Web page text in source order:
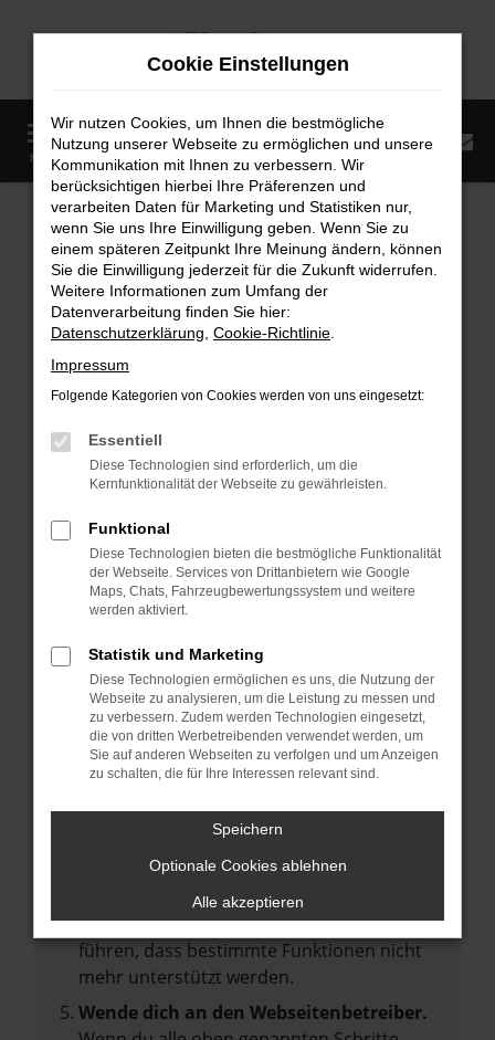
Zum
MENÜ
Startseite Fahrzeugangebote Fahrzeugmarkt
Fahrzeugmarkt
Fehler: Network Error
Beim Laden ist ein Fehler aufgetreten.
Hier sind ein paar Tipps, die dir helfen können:
Überprüfe deine Firewall und deine
Internetverbindung.
deine Suchmaschine?
Prüfe deine Browsererweiterungen.
Manche Erweiterungen, wie Werbeblocker,
können das Laden bestimmter Seiten
anderen Browser oder in einem privaten
Fenster?
Starte dein Gerät neu.
Das kann manchmal helfen,
vorübergehende Probleme zu beheben.
Stelle sicher, dass dein Browser und dein
Betriebssystem auf dem neuesten Stand
Veraltete Software birgt nicht nur ein
Sicherheitsrisiko, sondern kann auch dazu
führen, dass bestimmte Funktionen nicht
mehr unterstützt werden.
Wende dich an den Webseitenbetreiber.
Cookie Einstellungen
Wir nutzen Cookies, um Ihnen die bestmögliche
Nutzung unserer Webseite zu ermöglichen und unsere
Kommunikation mit Ihnen zu verbessern. Wir
berücksichtigen hierbei Ihre Präferenzen und
verarbeiten Daten für Marketing und Statistiken nur,
wenn Sie uns Ihre Einwilligung geben. Wenn Sie zu
einem späteren Zeitpunkt Ihre Meinung ändern, können
Sie die Einwilligung jederzeit für die Zukunft widerrufen.
Weitere Informationen zum Umfang der
Datenverarbeitung finden Sie hier:
Datenschutzerklärung Cookie-Richtlinie
Impressum
Folgende Kategorien von Cookies werden von uns eingesetzt:
Essentiell
Diese Technologien sind erforderlich, um die
Kernfunktionalität der Webseite zu gewährleisten.
Funktional
Diese Technologien bieten die bestmögliche Funktionalität
der Webseite. Services von Drittanbietern wie Google
Maps, Chats, Fahrzeugbewertungssystem und weitere
werden aktiviert.
Statistik und Marketing
Diese Technologien ermöglichen es uns, die Nutzung der
Webseite zu analysieren, um die Leistung zu messen und
zu verbessern. Zudem werden Technologien eingesetzt,
die von dritten Werbetreibenden verwendet werden, um
Sie auf anderen Webseiten zu verfolgen und um Anzeigen
zu schalten, die für Ihre Interessen relevant sind.
Speichern
Optionale Cookies ablehnen
Alle akzeptieren